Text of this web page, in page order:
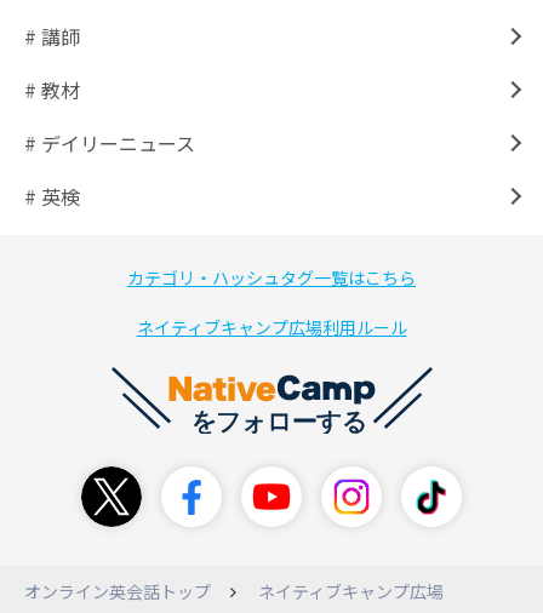
# 講師
# 教材
# デイリーニュース
# 英検
カテゴリ・ハッシュタグ一覧はこちら
ネイティブキャンプ広場利用ルール
オンライン英会話トップ
ネイティブキャンプ広場